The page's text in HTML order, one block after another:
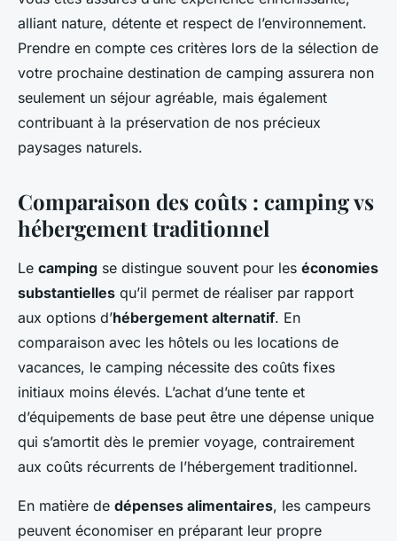
alliant nature, détente et respect de l’environnement.
Prendre en compte ces critères lors de la sélection de
votre prochaine destination de camping assurera non
seulement un séjour agréable, mais également
contribuant à la préservation de nos précieux
paysages naturels.
Comparaison des coûts : camping vs
hébergement traditionnel
Le camping se distingue souvent pour les économies
substantielles qu’il permet de réaliser par rapport
aux options d’hébergement alternatif. En
comparaison avec les hôtels ou les locations de
vacances, le camping nécessite des coûts fixes
initiaux moins élevés. L’achat d’une tente et
d’équipements de base peut être une dépense unique
qui s’amortit dès le premier voyage, contrairement
aux coûts récurrents de l’hébergement traditionnel.
En matière de dépenses alimentaires, les campeurs
peuvent économiser en préparant leur propre